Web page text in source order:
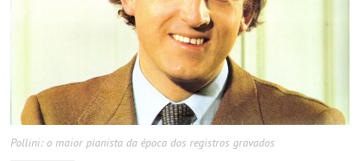
Pollini: o maior pianista da época dos registros gravados